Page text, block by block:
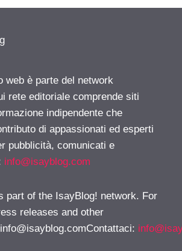
web è parte del network
rete editoriale comprende siti
indipendente che
di appassionati ed esperti
pubblicità, comunicati e
info@isayblog.com
part of the IsayBlog! network. For
releases and other
info@isayblog.comContattaci: